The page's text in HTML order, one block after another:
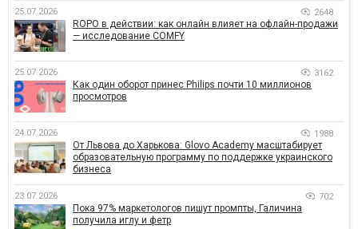
25.07.2026 2648
ROPO в действии: как онлайн влияет на офлайн-продажи
— исследование COMFY
25.07.2026 3162
Как один оборот принес Philips почти 10 миллионов
просмотров
24.07.2026 1988
От Львова до Харькова: Glovo Academy масштабирует
образовательную программу по поддержке украинского
бизнеса
23.07.2026 702
Пока 97% маркетологов пишут промпты, Галичина
получила иглу и фетр